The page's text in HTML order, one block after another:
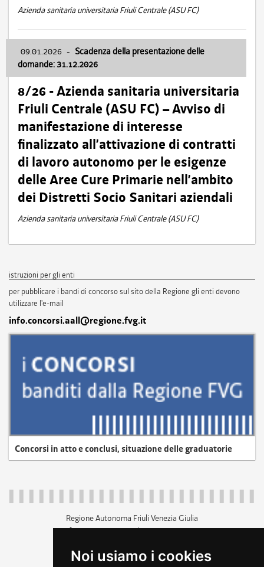
Noi usiamo i cookies
Azienda sanitaria universitaria Friuli Centrale (ASU FC)
09.01.2026 - Scadenza della presentazione delle
domande: 31.12.2026
8/26 - Azienda sanitaria universitaria
Friuli Centrale (ASU FC) – Avviso di
manifestazione di interesse
finalizzato all’attivazione di contratti
di lavoro autonomo per le esigenze
delle Aree Cure Primarie nell’ambito
dei Distretti Socio Sanitari aziendali
Azienda sanitaria universitaria Friuli Centrale (ASU FC)
istruzioni per gli enti
per pubblicare i bandi di concorso sul sito della Regione gli enti devono
utilizzare l'e-mail
info.concorsi.aall@regione.fvg.it
Concorsi in atto e conclusi, situazione delle graduatorie
Regione Autonoma Friuli Venezia Giulia
c.f. 80014930327; p.iva 00526040324
+39 040 3771111